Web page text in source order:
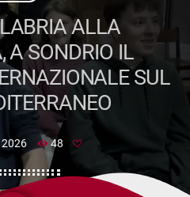
ALLA
A SONDRIO IL
SUL
2026 48